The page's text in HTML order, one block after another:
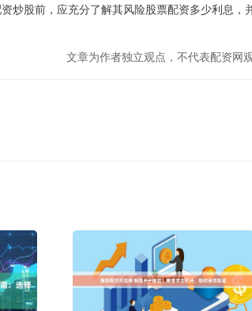
炒股前，应充分了解其风险股票配资多少利息，
文章为作者独立观点，不代表配资网